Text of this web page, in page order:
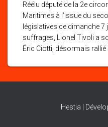
Réélu député de la 2e
Maritimes à l’issue du
législatives ce dimanche 7
suffrages, Lionel Tivoli a
Éric Ciotti, désormais rallié
Hestia |